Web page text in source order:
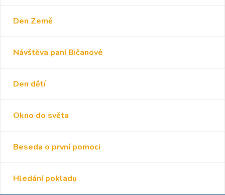
Den Země
Návštěva paní Bičanové
Den dětí
Okno do světa
Beseda o první pomoci
Hledání pokladu